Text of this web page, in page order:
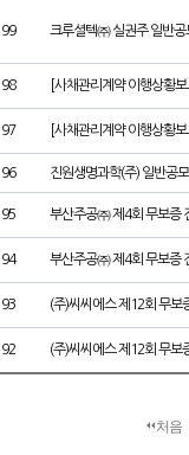
99 크루셜텍㈜ 실권주 일반공
98 [사채관리계약 이행상황
97 [사채관리계약 이행상황
96 진원생명과학(주) 일반공
95 부산주공㈜ 제4회 무보증
94 부산주공㈜ 제4회 무보증
93 (주)씨씨에스 제12회 무보
92 (주)씨씨에스 제12회 무보
처음